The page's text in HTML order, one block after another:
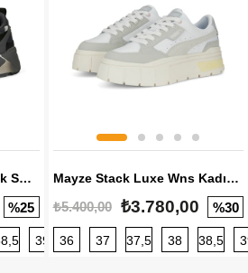
Rs-X Efekt Gradient Erkek Sneaker
%25
39 40 40,5 41 42 42,5
Mayze Stack Luxe Wns Kadın Sneaker
₺5.400,00 ₺3.780,00 %30
36 37 37,5 38 38,5